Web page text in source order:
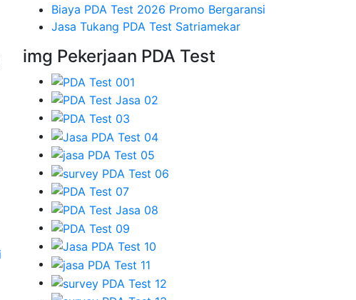
Biaya PDA Test 2026 Promo Bergaransi
Jasa Tukang PDA Test Satriamekar
img Pekerjaan PDA Test